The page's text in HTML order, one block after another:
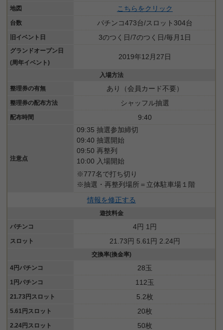
地図 こちらをクリック
台数 パチンコ473台/スロット304台
旧イベント日 3のつく日/7のつく日/毎月1日
グランドオープン日
(周年イベント)
2019年12月27日
入場方法
整理券の有無
あり（会員カード不要）
整理券の配布方法 シャッフル抽選
配布時間 9:40
注意点
09:35 抽選参加締切
09:40 抽選開始
09:50 再整列
10:00 入場開始
※777名で打ち切り
※抽選・再整列場所＝立体駐車場１階
情報を修正する
遊技料金
パチンコ
4円 1円
スロット 21.73円 5.61円 2.24円
交換率(換金率)
4円パチンコ
28玉
1円パチンコ 112玉
21.73円スロット 5.2枚
5.61円スロット 20枚
2.24円スロット 50枚